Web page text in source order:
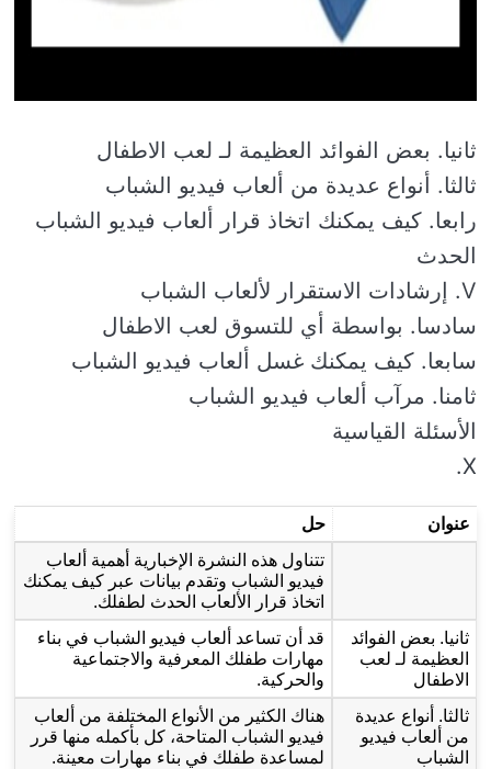
ثانيا. بعض الفوائد العظيمة لـ لعب الاطفال
ثالثا. أنواع عديدة من ألعاب فيديو الشباب
رابعا. كيف يمكنك اتخاذ قرار ألعاب فيديو الشباب
الحدث
V. إرشادات الاستقرار لألعاب الشباب
سادسا. بواسطة أي للتسوق لعب الاطفال
سابعا. كيف يمكنك غسل ألعاب فيديو الشباب
ثامنا. مرآب ألعاب فيديو الشباب
الأسئلة القياسية
X.
عنوان
حل
تتناول هذه النشرة الإخبارية أهمية ألعاب
فيديو الشباب وتقدم بيانات عبر كيف يمكنك
اتخاذ قرار الألعاب الحدث لطفلك.
ثانيا. بعض الفوائد
العظيمة لـ لعب
الاطفال
قد أن تساعد ألعاب فيديو الشباب في بناء
مهارات طفلك المعرفية والاجتماعية
والحركية.
ثالثا. أنواع عديدة
من ألعاب فيديو
الشباب
هناك الكثير من الأنواع المختلفة من ألعاب
فيديو الشباب المتاحة، كل بأكمله منها قرر
لمساعدة طفلك في بناء مهارات معينة.